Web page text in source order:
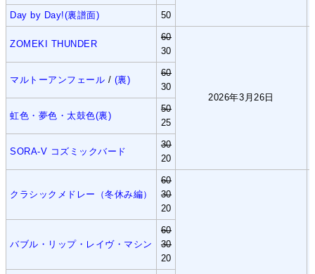
Day by Day!(裏譜面) 50
ZOMEKI THUNDER
60
30
2026年3月26日
マルトーアンフェール / (裏)
60
30
虹色・夢色・太鼓色(裏)
50
25
SORA-V コズミックバード
30
20
クラシックメドレー（冬休み編）
60
30
20
バブル・リップ・レイヴ・マシン
60
30
20